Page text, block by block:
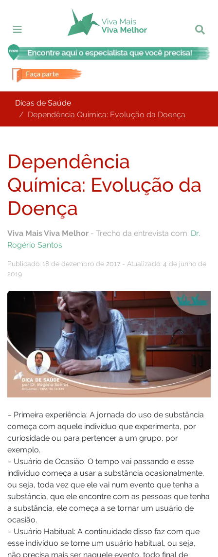
Dicas de Saúde
Dependência Química: Evolução da Doença
Dependência
Química: Evolução da
Doença
Viva Mais Viva Melhor - Trecho da entrevista com: Dr.
Rogério Santos
Publicado: 18 de dezembro de 2017 - Atualizado: 4 de junho de
2019
– Primeira experiência: A jornada do uso de substância
começa com aquele indivíduo que experimenta, por
curiosidade ou para pertencer a um grupo, por
exemplo.
– Usuário de Ocasião: O tempo vai passando e esse
indivíduo começa a usar a substância ocasionalmente,
ou seja, toda vez que ele vai num evento que tenha a
substância, que ele encontre com as pessoas que tenha
a substância, ele começa a se tornar um usuário de
ocasião.
– Usuário Habitual: A continuidade disso faz com que
esse indivíduo se torne um usuário habitual, ou seja,
não precisa mais ser naquele evento, todo final de